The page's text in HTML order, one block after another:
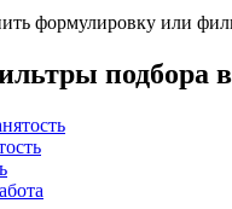
формулировку или
подбора